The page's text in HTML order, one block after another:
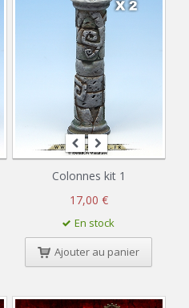
Colonnes kit 1
17,00 €
En stock
Ajouter au panier